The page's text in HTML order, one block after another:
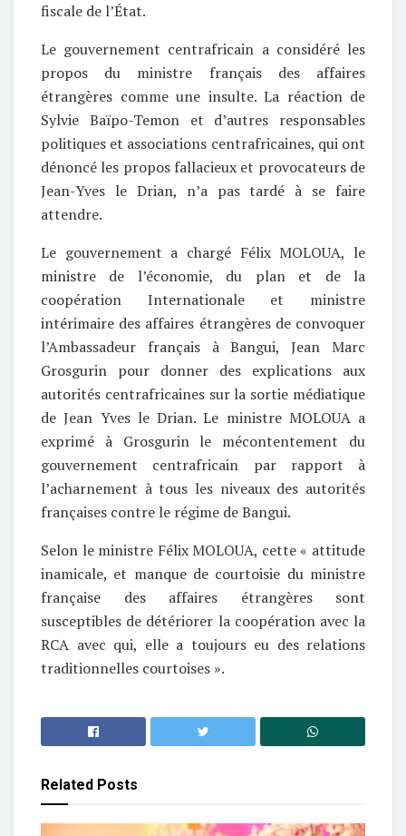
fiscale de l’État.
Le gouvernement centrafricain a considéré les
propos du ministre français des affaires
étrangères comme une insulte. La réaction de
Sylvie Baïpo-Temon et d’autres responsables
politiques et associations centrafricaines, qui ont
dénoncé les propos fallacieux et provocateurs de
Jean-Yves le Drian, n’a pas tardé à se faire
attendre.
Le gouvernement a chargé Félix MOLOUA, le
ministre de l’économie, du plan et de la
coopération Internationale et ministre
intérimaire des affaires étrangères de convoquer
l’Ambassadeur français à Bangui, Jean Marc
Grosgurin pour donner des explications aux
autorités centrafricaines sur la sortie médiatique
de Jean Yves le Drian. Le ministre MOLOUA a
exprimé à Grosgurin le mécontentement du
gouvernement centrafricain par rapport à
l’acharnement à tous les niveaux des autorités
françaises contre le régime de Bangui.
Selon le ministre Félix MOLOUA, cette « attitude
inamicale, et manque de courtoisie du ministre
française des affaires étrangères sont
susceptibles de détériorer la coopération avec la
RCA avec qui, elle a toujours eu des relations
traditionnelles courtoises ».
Related Posts